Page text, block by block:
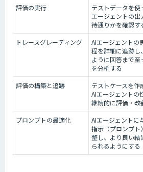
評価の実行
テストデータを使
エージェントの出
待通りかを確認す
トレースグレーディング
AIエージェントの
程を詳細に追跡し
ように回答まで至
を分析する
評価の構築と追跡
テストケースを作
AIエージェントの
継続的に評価・改
プロンプトの最適化
AIエージェントに
指示（プロンプト
整し、より良い結
られるようにする